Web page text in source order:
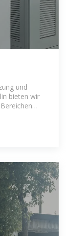
und
bieten wir